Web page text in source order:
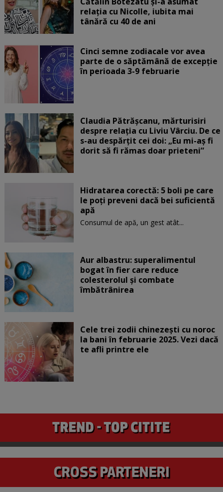
relația cu Nicolle, iubita mai
tânără cu 40 de ani
Cinci semne zodiacale vor avea
parte de o săptămână de excepție
în perioada 3-9 februarie
Claudia Pătrășcanu, mărturisiri
despre relația cu Liviu Vârciu. De ce
s-au despărțit cei doi: „Eu mi-aș fi
dorit să fi rămas doar prieteni”
Hidratarea corectă: 5 boli pe care
le poți preveni dacă bei suficientă
apă
Consumul de apă, un gest atât...
Aur albastru: superalimentul
bogat în fier care reduce
colesterolul și combate
îmbătrânirea
Cele trei zodii chinezești cu noroc
la bani în februarie 2025. Vezi dacă
te afli printre ele